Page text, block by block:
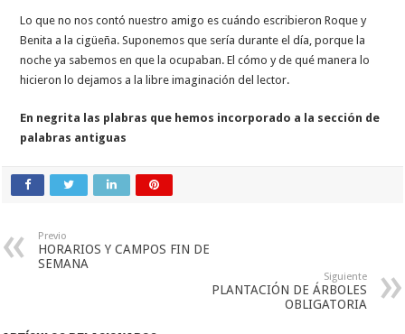
Lo que no nos contó nuestro amigo es cuándo escribieron Roque y
Benita a la cigüeña. Suponemos que sería durante el día, porque la
noche ya sabemos en que la ocupaban. El cómo y de qué manera lo
hicieron lo dejamos a la libre imaginación del lector.
En negrita las plabras que hemos incorporado a la sección de
palabras antiguas
Previo
HORARIOS Y CAMPOS FIN DE
SEMANA
Siguiente
PLANTACIÓN DE ÁRBOLES
OBLIGATORIA